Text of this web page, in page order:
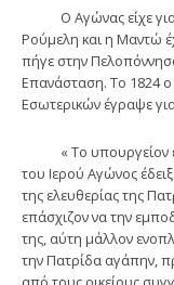
Ο Αγώνας είχε για
Ρούμελη και η Μαντώ
πήγε στην
Επανάσταση. Το 1824
Εσωτερικών έγραψε
« Το υπουργείον
του Ιερού Αγώνος
της ελευθερίας της
επάσχιζον να την
της, αύτη μάλλον
την Πατρίδα αγάπην,